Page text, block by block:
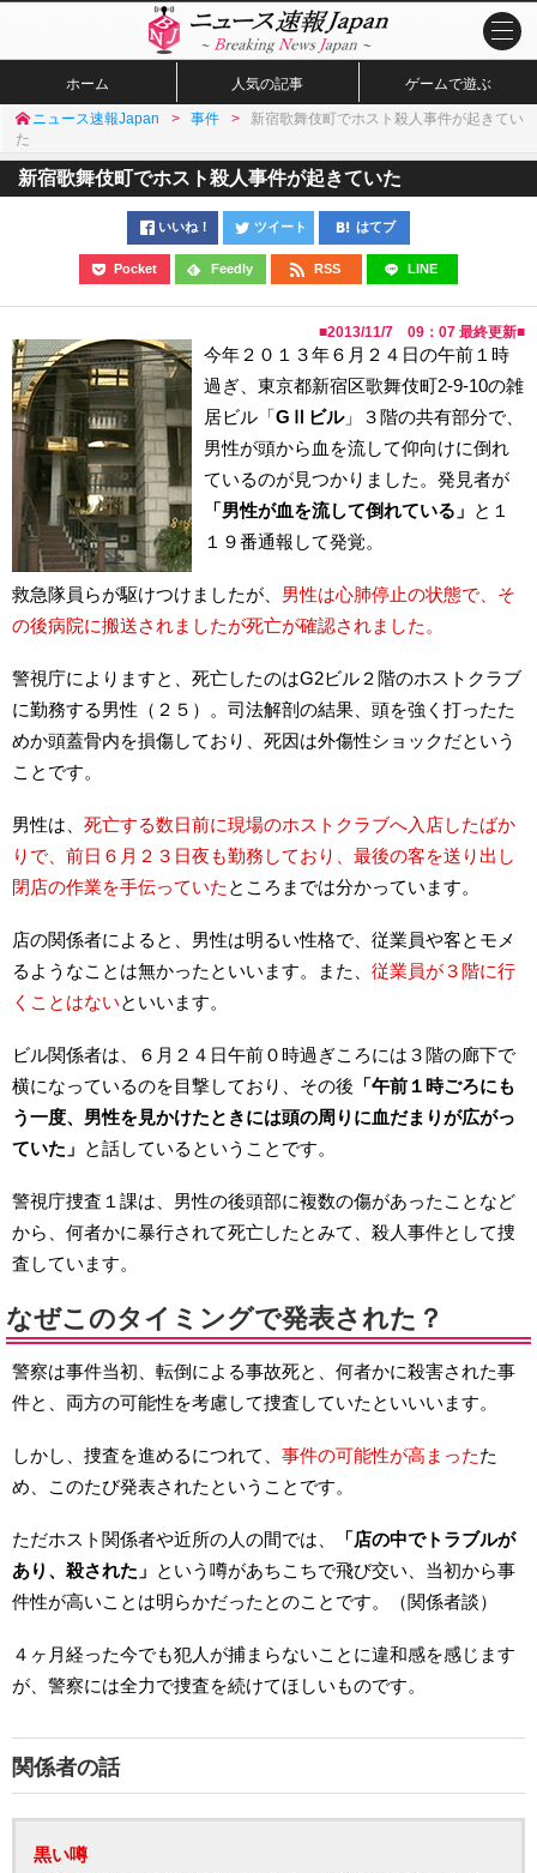
ホーム 人気の記事 ゲームで遊ぶ
ニュース速報Japan 事件
新宿歌舞伎町でホスト殺人事件が起きてい
た
新宿歌舞伎町でホスト殺人事件が起きていた
いいね！ ツイート はてブ
Pocket Feedly RSS LINE
■2013/11/7 09：07 最終更新■
今年２０１３年６月２４日の午前１時
過ぎ、東京都新宿区歌舞伎町2-9-10の雑
居ビル「GⅡビル」３階の共有部分で、
男性が頭から血を流して仰向けに倒れ
ているのが見つかりました。発見者が
「男性が血を流して倒れている」 と１
１９番通報して発覚。
救急隊員らが駆けつけましたが、 男性は心肺停止の状態で、そ
の後病院に搬送されましたが死亡が確認されました。
警視庁によりますと、死亡したのはG2ビル２階のホストクラブ
に勤務する男性（２５）。司法解剖の結果、頭を強く打ったた
めか頭蓋骨内を損傷しており、死因は外傷性ショックだという
ことです。
男性は、 死亡する数日前に現場のホストクラブへ入店したばか
りで、前日６月２３日夜も勤務しており、最後の客を送り出し
閉店の作業を手伝っていた ところまでは分かっています。
店の関係者によると、男性は明るい性格で、従業員や客とモメ
るようなことは無かったといいます。また、 従業員が３階に行
くことはないといいます。
ビル関係者は、６月２４日午前０時過ぎころには３階の廊下で
横になっているのを目撃しており、その後 「午前１時ごろにも
う一度、男性を見かけたときには頭の周りに血だまりが広がっ
ていた」 と話しているということです。
警視庁捜査１課は、男性の後頭部に複数の傷があったことなど
から、何者かに暴行されて死亡したとみて、殺人事件として捜
査しています。
なぜこのタイミングで発表された？
警察は事件当初、転倒による事故死と、何者かに殺害された事
件と、両方の可能性を考慮して捜査していたといいいます。
しかし、捜査を進めるにつれて、 事件の可能性が高まったた
め、このたび発表されたということです。
ただホスト関係者や近所の人の間では、
「店の中でトラブルが
あり、殺された」 という噂があちこちで飛び交い、当初から事
件性が高いことは明らかだったとのことです。（関係者談）
４ヶ月経った今でも犯人が捕まらないことに違和感を感じます
が、警察には全力で捜査を続けてほしいものです。
関係者の話
黒い噂